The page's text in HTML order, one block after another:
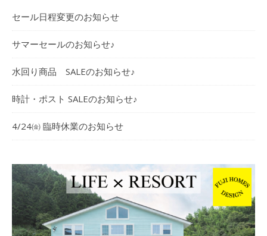
セール日程変更のお知らせ
サマーセールのお知らせ♪
水回り商品 SALEのお知らせ♪
時計・ポスト SALEのお知らせ♪
4/24㈮ 臨時休業のお知らせ